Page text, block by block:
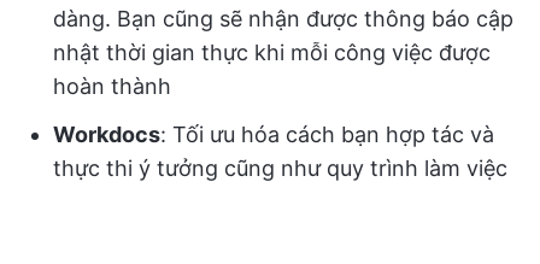
dàng. Bạn cũng sẽ nhận được thông báo cập
nhật thời gian thực khi mỗi công việc được
hoàn thành
Workdocs: Tối ưu hóa cách bạn hợp tác và
thực thi ý tưởng cũng như quy trình làm việc